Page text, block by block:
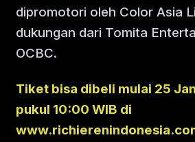
dipromotori oleh Color Asia
dukungan dari Tomita
OCBC.
Tiket bisa dibeli mulai 25
pukul 10:00 WIB di